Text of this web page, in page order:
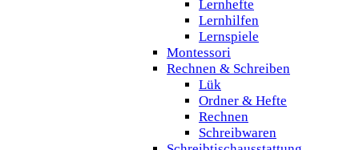
Lernhefte
Lernhilfen
Lernspiele
Montessori
Rechnen & Schreiben
Lük
Ordner & Hefte
Rechnen
Schreibwaren